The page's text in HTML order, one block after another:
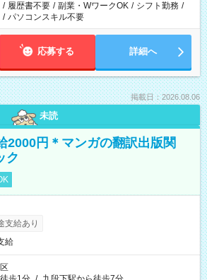
/ 履歴書不要 / 副業・WワークOK / シフト勤務 /
/ パソコンスキル不要
応募する 詳細へ
掲載日：2026.08.06
未読
2000円＊マンガの翻訳出版関
ク
支給あり
給